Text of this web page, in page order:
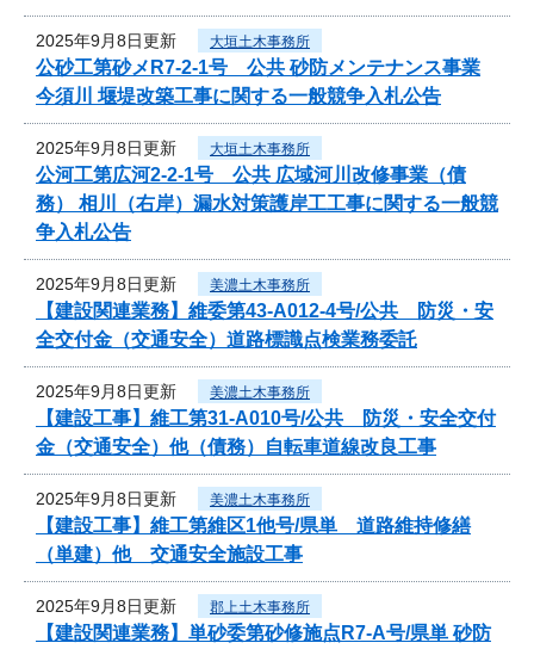
2025年9月8日更新 大垣土木事務所
公砂工第砂メR7-2-1号 公共 砂防メンテナンス事業
今須川 堰堤改築工事に関する一般競争入札公告
2025年9月8日更新 大垣土木事務所
公河工第広河2-2-1号 公共 広域河川改修事業（債
務） 相川（右岸）漏水対策護岸工工事に関する一般競
争入札公告
2025年9月8日更新 美濃土木事務所
【建設関連業務】維委第43-A012-4号/公共 防災・安
全交付金（交通安全）道路標識点検業務委託
2025年9月8日更新 美濃土木事務所
【建設工事】維工第31-A010号/公共 防災・安全交付
金（交通安全）他（債務）自転車道線改良工事
2025年9月8日更新 美濃土木事務所
【建設工事】維工第維区1他号/県単 道路維持修繕
（単建）他 交通安全施設工事
2025年9月8日更新 郡上土木事務所
【建設関連業務】単砂委第砂修施点R7-A号/県単 砂防